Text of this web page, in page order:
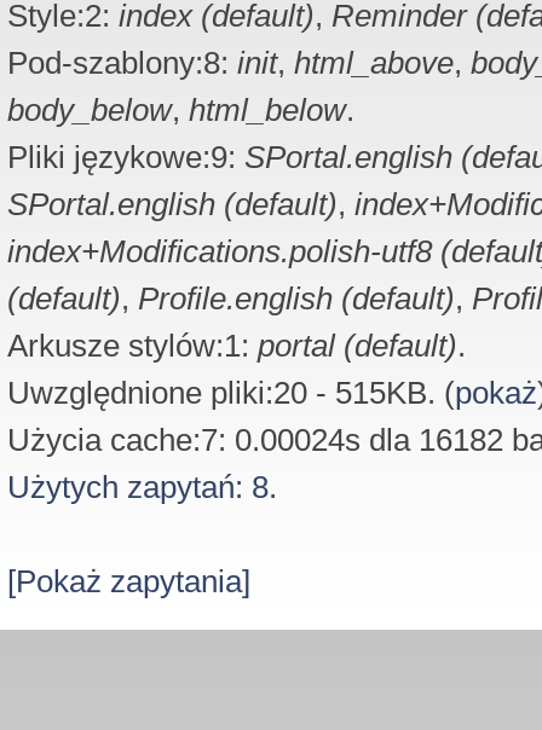
Style:2: index (default), Reminder
Pod-szablony:8: init, html_above,
body_below, html_below.
Pliki językowe:9: SPortal.english
SPortal.english (default),
index+Modifications.polish-utf8
(default), Profile.english (default),
Arkusze stylów:1: portal (default).
Uwzględnione pliki:20 - 515KB. (pokaż
Użycia cache:7: 0.00024s dla 16182
Użytych zapytań: 8.
[Pokaż zapytania]